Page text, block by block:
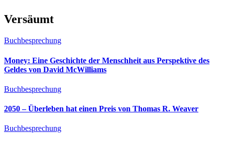
Versäumt
Buchbesprechung
Money: Eine Geschichte der Menschheit aus Perspektive des
Geldes von David McWilliams
Buchbesprechung
2050 – Überleben hat einen Preis von Thomas R. Weaver
Buchbesprechung